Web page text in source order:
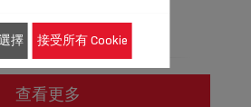
查看更多
擇 接受所有 Cookie